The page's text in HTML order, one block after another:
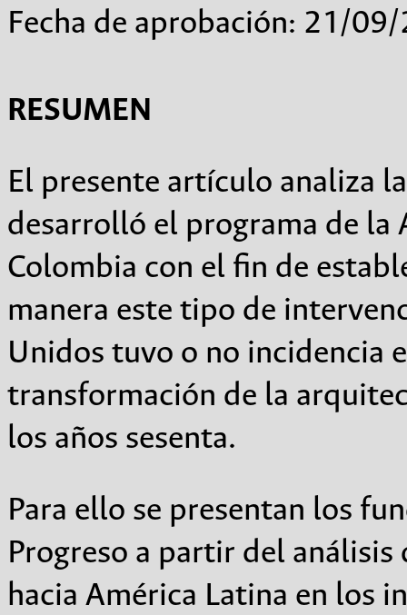
Fecha de aprobación: 21/
RESUMEN
El presente artículo analiza
desarrolló el programa de la
Colombia con el fin de
manera este tipo de
Unidos tuvo o no incidencia
transformación de la
los años sesenta.
Para ello se presentan los
Progreso a partir del
hacia América Latina en los